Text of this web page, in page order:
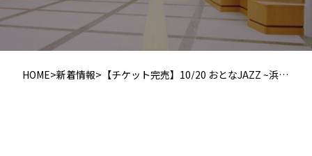
HOME>新着情報> 【チケット完売】10/20 おとなJAZZ ~浜崎